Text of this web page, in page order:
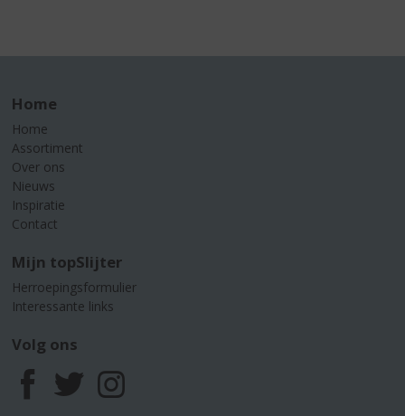
Home
Home
Assortiment
Over ons
Nieuws
Inspiratie
Contact
Mijn topSlijter
Herroepingsformulier
Interessante links
Volg ons
F
T
I